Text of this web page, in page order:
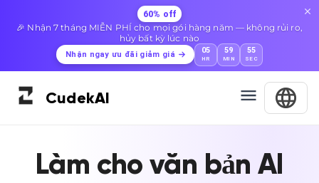
60% off
🎉 Nhận 7 tháng MIỄN PHÍ cho mọi gói hàng năm — không rủi ro,
hủy bất kỳ lúc nào
Nhận ngay ưu đãi giảm giá 05
HR
59
MIN
54
SEC
CudekAI
Làm cho văn bản AI